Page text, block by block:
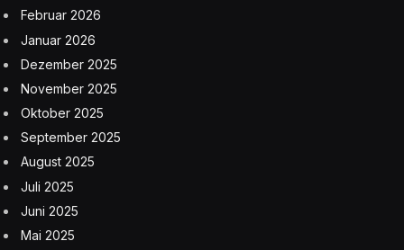
Februar 2026
Januar 2026
Dezember 2025
November 2025
Oktober 2025
September 2025
August 2025
Juli 2025
Juni 2025
Mai 2025